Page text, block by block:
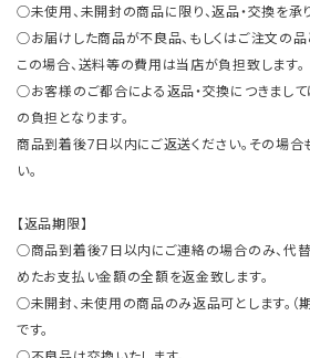
○未使用、未開封の商品に限り、返品・交換を承り
○お届けした商品が不良品、もしくはご注文の品
この場合、送料等の費用は当店が負担致します。
○お客様のご都合による返品・交換につきまし
の負担となります。
商品到着後7日以内にご返送ください。その場合
い。
【返品期限】
○商品到着後7日以内にご連絡の場合のみ、代
めたお支払い金額の全額を返金致します。
○未開封、未使用の商品のみ返品可とします。（
です。